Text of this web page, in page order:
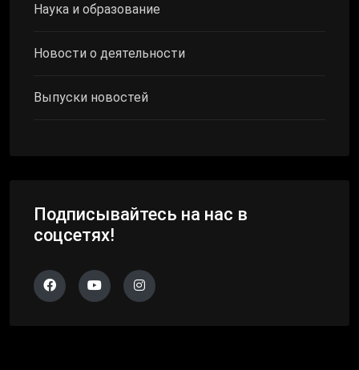
Наука и образование
Новости о деятельности
Выпуски новостей
Подписывайтесь на нас в
соцсетях!